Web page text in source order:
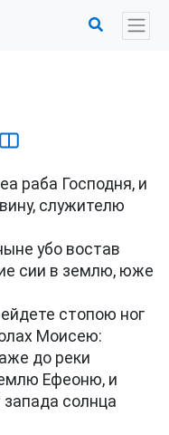
раба Господня, и
служителю
убо востав
сии в землю, юже
стопою ног
Моисею:
до реки
Ефеоню, и
солнца